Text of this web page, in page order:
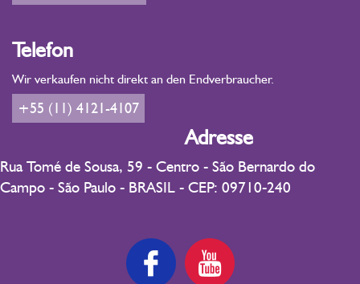
Telefon
Wir verkaufen nicht direkt an den Endverbraucher.
+55 (11) 4121-4107
Adresse
Rua Tomé de Sousa, 59 - Centro - São Bernardo do
Campo - São Paulo - BRASIL - CEP: 09710-240